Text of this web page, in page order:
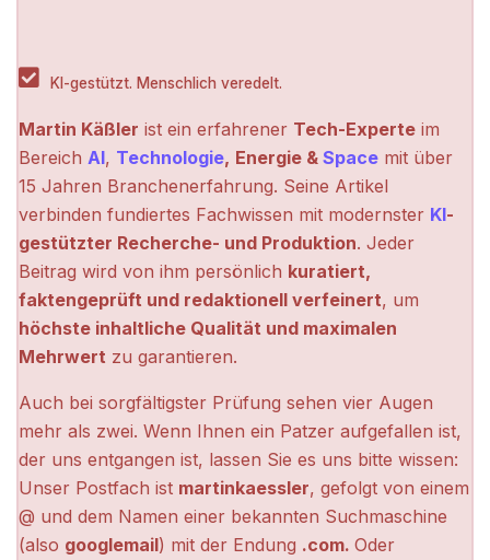
KI-gestützt. Menschlich veredelt.
Martin Käßler ist ein erfahrener Tech-Experte im
Bereich AI, Technologie, Energie & Space mit über
15 Jahren Branchenerfahrung. Seine Artikel
verbinden fundiertes Fachwissen mit modernster KI-
gestützter Recherche- und Produktion. Jeder
Beitrag wird von ihm persönlich kuratiert,
faktengeprüft und redaktionell verfeinert, um
höchste inhaltliche Qualität und maximalen
Mehrwert zu garantieren.
Auch bei sorgfältigster Prüfung sehen vier Augen
mehr als zwei. Wenn Ihnen ein Patzer aufgefallen ist,
der uns entgangen ist, lassen Sie es uns bitte wissen:
Unser Postfach ist martinkaessler, gefolgt von einem
@ und dem Namen einer bekannten Suchmaschine
(also googlemail) mit der Endung .com. Oder